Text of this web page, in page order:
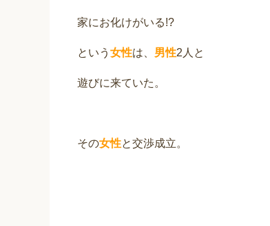
家にお化けがいる!?
という 女性は、 男性2人と
遊びに来ていた。
その女性と交渉成立。